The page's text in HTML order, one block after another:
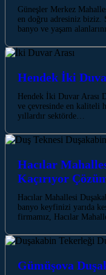
Güneşler Merkez
en doğru adresiniz biziz.
banyo ve yaşam
Hendek İki
Hendek İki Duvar Arası
ve çevresinde en kaliteli
yıllardır sektörde…
Hacılar
Kaçırıyor
Hacılar Mahallesi
banyo keyfinizi yarıda
firmamız, Hacılar
Gümüşova